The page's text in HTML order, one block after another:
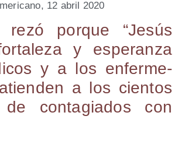
12 abril 2020
rezó por­que “Jesús
y espe­ran­za
y a los enfer­me­
a los cien­tos
con­ta­gia­dos con